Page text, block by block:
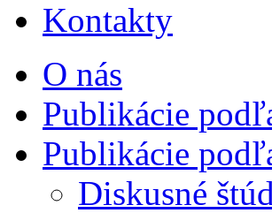
Kontakty
O nás
Publikácie
Publikácie
Diskusné